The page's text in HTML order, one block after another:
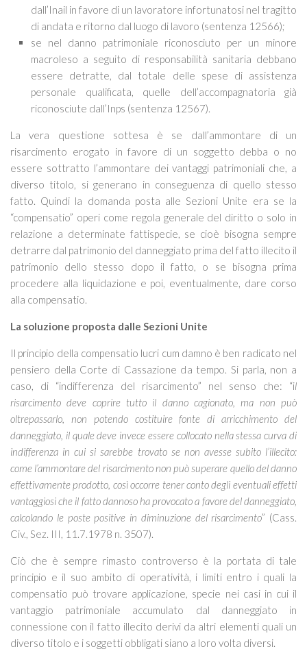
dall’Inail in favore di un lavoratore infortunatosi nel tragitto
di andata e ritorno dal luogo di lavoro (sentenza 12566);
se nel danno patrimoniale riconosciuto per un minore
macroleso a seguito di responsabilità sanitaria debbano
essere detratte, dal totale delle spese di assistenza
personale qualificata, quelle dell’accompagnatoria già
riconosciute dall’Inps (sentenza 12567).
La vera questione sottesa è se dall’ammontare di un
risarcimento erogato in favore di un soggetto debba o no
essere sottratto l’ammontare dei vantaggi patrimoniali che, a
diverso titolo, si generano in conseguenza di quello stesso
fatto. Quindi la domanda posta alle Sezioni Unite era se la
“compensatio” operi come regola generale del diritto o solo in
relazione a determinate fattispecie, se cioè bisogna sempre
detrarre dal patrimonio del danneggiato prima del fatto illecito il
patrimonio dello stesso dopo il fatto, o se bisogna prima
procedere alla liquidazione e poi, eventualmente, dare corso
alla compensatio.
La soluzione proposta dalle Sezioni Unite
Il principio della compensatio lucri cum damno è ben radicato nel
pensiero della Corte di Cassazione da tempo. Si parla, non a
caso, di “indifferenza del risarcimento” nel senso che: “il
risarcimento deve coprire tutto il danno cagionato, ma non può
oltrepassarlo, non potendo costituire fonte di arricchimento del
danneggiato, il quale deve invece essere collocato nella stessa curva di
indifferenza in cui si sarebbe trovato se non avesse subito l’illecito:
come l’ammontare del risarcimento non può superare quello del danno
effettivamente prodotto, così occorre tener conto degli eventuali effetti
vantaggiosi che il fatto dannoso ha provocato a favore del danneggiato,
calcolando le poste positive in diminuzione del risarcimento” (Cass.
Civ., Sez. III, 11.7.1978 n. 3507).
Ciò che è sempre rimasto controverso è la portata di tale
principio e il suo ambito di operatività, i limiti entro i quali la
compensatio può trovare applicazione, specie nei casi in cui il
vantaggio patrimoniale accumulato dal danneggiato in
connessione con il fatto illecito derivi da altri elementi quali un
diverso titolo e i soggetti obbligati siano a loro volta diversi.